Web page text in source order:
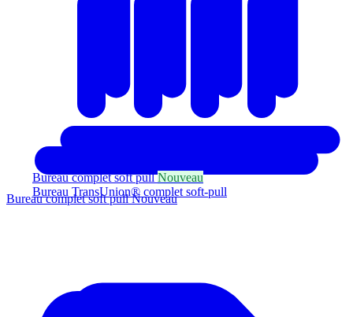
Bureau complet soft pullNouveau
Bureau TransUnion® complet soft-pull
Bureau complet soft pullNouveau